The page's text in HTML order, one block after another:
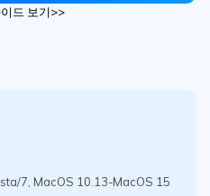
드 보기>>
7, MacOS 10.13-MacOS 15